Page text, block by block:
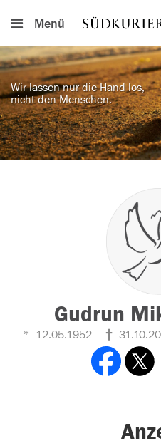
Menü
Wir lassen nur die Hand los,
nicht den Menschen.
Gudrun
12.05.1952